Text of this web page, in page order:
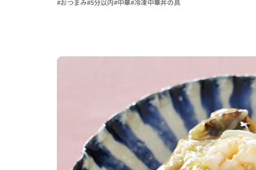
おつまみ 5分以内 中華 冷凍中華丼の具